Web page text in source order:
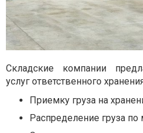
Складские компании
услуг ответственного
Приемку груза на
Распределение груза по